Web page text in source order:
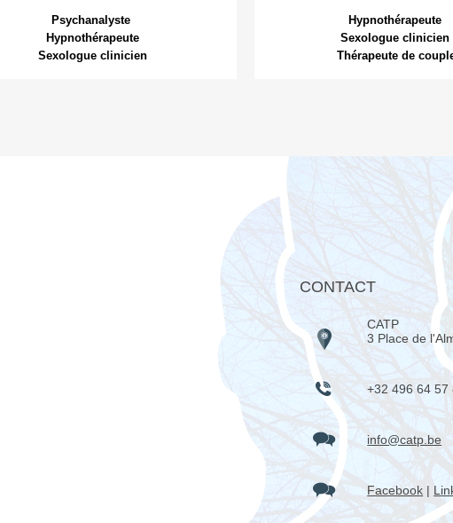
Psychanalyste
Hypnothérapeute
Sexologue clinicien
Hypnothérapeute
Sexologue clinicien
Thérapeute de
CONTACT
CATP
3 Place de
+32 496 64
info@catp.be
Facebook |